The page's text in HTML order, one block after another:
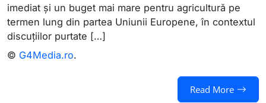
imediat și un buget mai mare pentru agricultură pe
termen lung din partea Uniunii Europene, în contextul
discuțiilor purtate […]
© G4Media.ro.
Read More